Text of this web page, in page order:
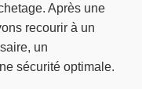
Après une
recourir à un
un
sécurité optimale.